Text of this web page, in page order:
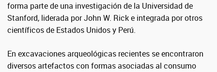
forma parte de una investigación de la Universidad de
Stanford, liderada por John W. Rick e integrada por otros
científicos de Estados Unidos y Perú.
En excavaciones arqueológicas recientes se encontraron
diversos artefactos con formas asociadas al consumo